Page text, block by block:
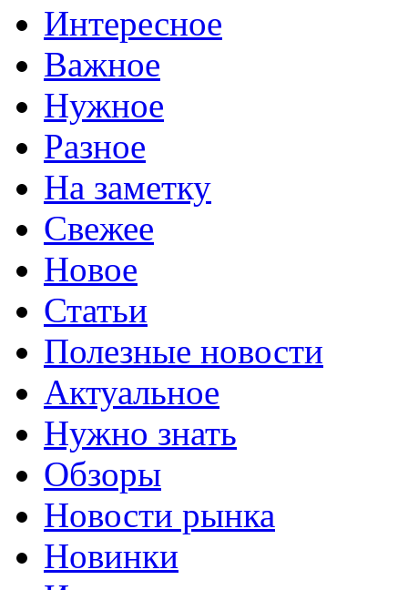
Интересное
Важное
Нужное
Разное
На заметку
Свежее
Новое
Статьи
Полезные новости
Актуальное
Нужно знать
Обзоры
Новости рынка
Новинки